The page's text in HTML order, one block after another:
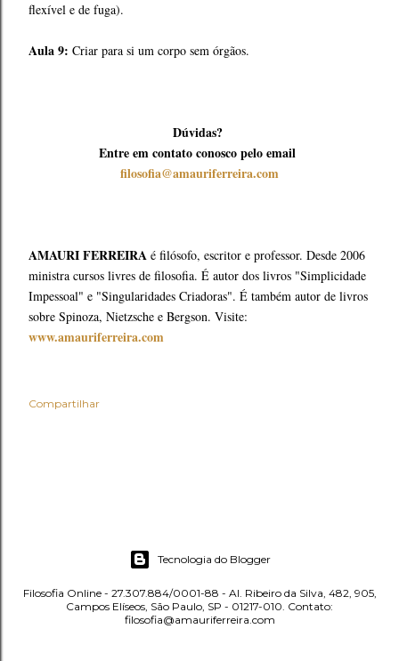
flexível e de fuga).
Aula 9: Criar para si um corpo sem órgãos.
Dúvidas?
Entre em contato conosco pelo email
filosofia@amauriferreira.com
AMAURI FERREIRA é filósofo, escritor e professor. Desde 2006
ministra cursos livres de filosofia. É autor dos livros "Simplicidade
Impessoal" e "Singularidades Criadoras". É também autor de livros
sobre Spinoza, Nietzsche e Bergson. Visite:
www.amauriferreira.com
Compartilhar
Tecnologia do Blogger
Filosofia Online - 27.307.884/0001-88 - Al. Ribeiro da Silva, 482, 905,
Campos Elíseos, São Paulo, SP - 01217-010. Contato:
filosofia@amauriferreira.com